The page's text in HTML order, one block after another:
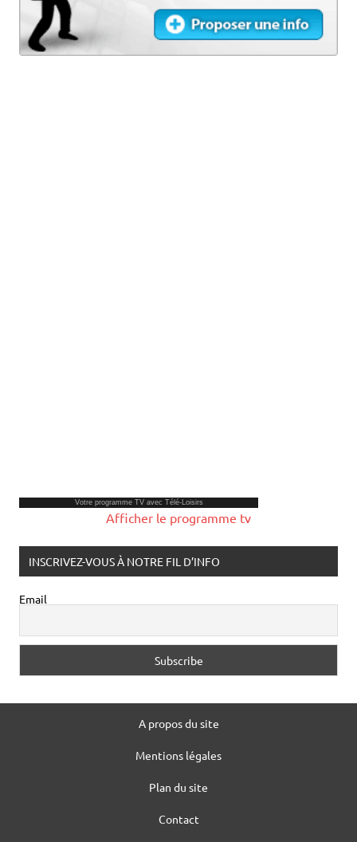
Votre programme TVavec Télé-Loisirs
Afficher le programme tv
INSCRIVEZ-VOUS À NOTRE FIL D’INFO
Email
A propos du site
Mentions légales
Plan du site
Contact